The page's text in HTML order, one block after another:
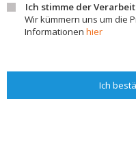
Ich stimme der
Wir kümmern uns um die
Informationen hier